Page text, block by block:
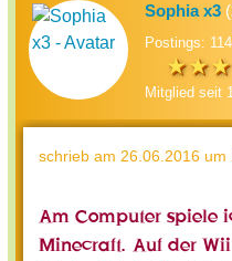
Sophia x3
Postings:
Mitglied seit
schrieb am 26.06.2016 um
Am Computer spiele
Minecraft. Auf der